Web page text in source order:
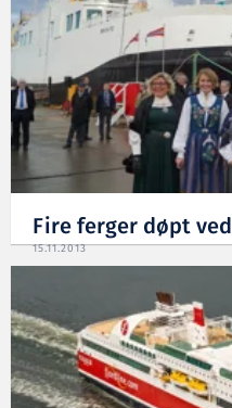
Fire ferger døpt
15.11.2013